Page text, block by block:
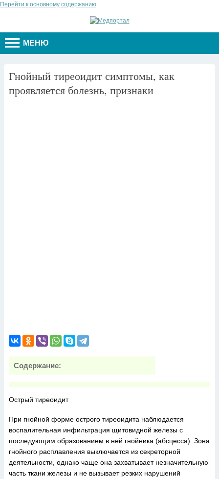
Перейти к основному содержанию
МЕНЮ
Гнойный тиреоидит симптомы, как
проявляется болезнь, признаки
Содержание:
Острый тиреоидит
При гнойной форме острого тиреоидита наблюдается
воспалительная инфильтрация щитовидной железы с
последующим образованием в ней гнойника (абсцесса). Зона
гнойного расплавления выключается из секреторной
деятельности, однако чаще она захватывает незначительную
часть ткани железы и не вызывает резких нарушений